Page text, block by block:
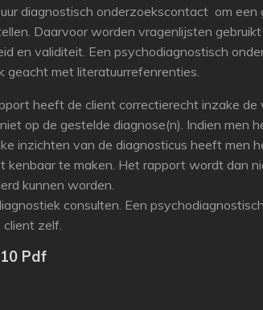
diagnostisch onderzoekscontact om een
Daarvoor worden vragenlijsten
en validiteit. Een psychodiagnostisch
geacht met literatuurrefenrenties.
heeft de client correctierecht inzake
op de gestelde diagnose(n). Indien men
inzichten van de diagnosticus heeft men
te maken. Het rapport wordt dan
kunnen worden.
consulten. Een
zelf.
Pdf